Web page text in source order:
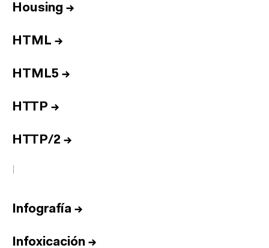
Housing →
HTML →
HTML5 →
HTTP →
HTTP/2 →
I
Infografía →
Infoxicación →